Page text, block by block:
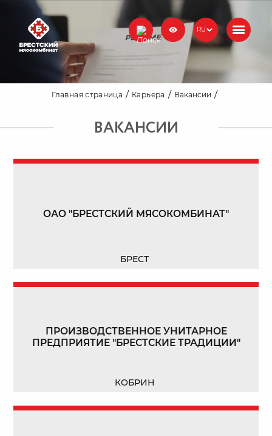
RU
Главная страница Карьера Вакансии
ВАКАНСИИ
ОАО "БРЕСТСКИЙ МЯСОКОМБИНАТ"
БРЕСТ
ПРОИЗВОДСТВЕННОЕ УНИТАРНОЕ
ПРЕДПРИЯТИЕ "БРЕСТСКИЕ ТРАДИЦИИ"
КОБРИН